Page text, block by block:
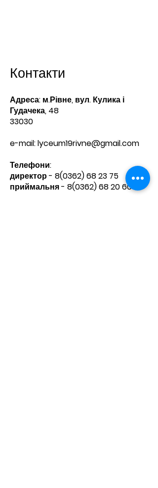
Контакти
Адреса: м.Рівне, вул. Кулика і
Гудачека, 48
33030
e-mail:lyceum19rivne@gmail.com
Телефони:​
директор - 8(0362) 68 23 75
приймальня - 8(0362) 68 20 60